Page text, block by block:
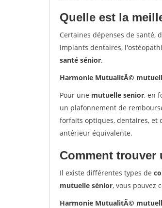
Quelle est la
Certaines dépenses de santé,
implants dentaires,
santé sénior.
Harmonie MutualitÃ©
Pour une mutuelle senior, en
un plafonnement de
forfaits optiques, dentaires, et
antérieur équivalente.
Comment trouver
Il existe différentes types de
mutuelle sénior, vous pouvez
Harmonie MutualitÃ©